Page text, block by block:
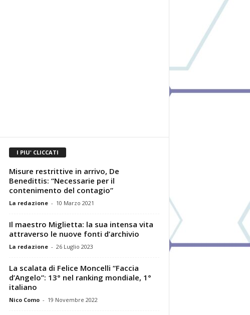
I PIU' CLICCATI
Misure restrittive in arrivo, De
Benedittis: “Necessarie per il
contenimento del contagio”
La redazione - 10 Marzo 2021
Il maestro Miglietta: la sua intensa vita
attraverso le nuove fonti d’archivio
La redazione - 26 Luglio 2023
La scalata di Felice Moncelli “Faccia
d’Angelo”: 13° nel ranking mondiale, 1°
italiano
Nico Como - 19 Novembre 2022